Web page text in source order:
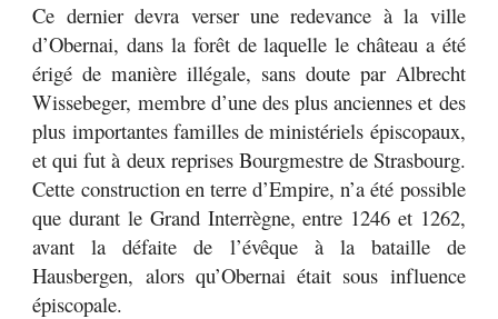
Ce dernier devra verser une redevance à la ville
d’Obernai, dans la forêt de laquelle le château a été
érigé de manière illégale, sans doute par Albrecht
Wissebeger, membre d’une des plus anciennes et des
plus importantes familles de ministériels épiscopaux,
et qui fut à deux reprises Bourgmestre de Strasbourg.
Cette construction en terre d’Empire, n’a été possible
que durant le Grand Interrègne, entre 1246 et 1262,
avant la défaite de l’évêque à la bataille de
Hausbergen, alors qu’Obernai était sous influence
épiscopale.